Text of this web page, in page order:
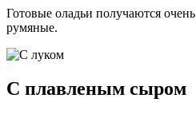
Готовые оладьи получаются
румяные.
С плавленым сыром